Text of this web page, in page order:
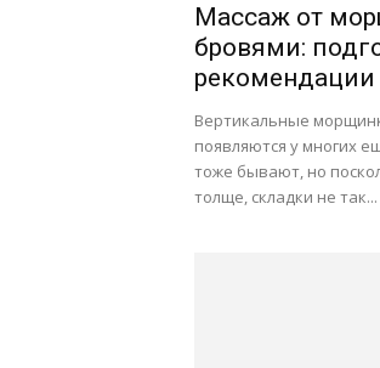
Массаж от
бровями:
рекомендации
Вертикальные
появляются у многих
тоже бывают, но
толще, складки не так...